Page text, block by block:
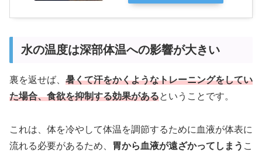
水の温度は深部体温への影響が大きい
裏を返せば、 暑くて汗をかくようなトレーニングをしてい
た場合、食欲を抑制する効果があるということです。
これは、体を冷やして体温を調節するために血液が体表に
流れる必要があるため、
胃から血液が遠ざかってしまう こ